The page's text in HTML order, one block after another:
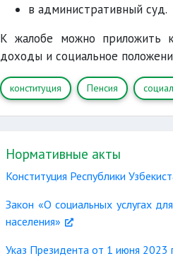
в административный суд.
К жалобе можно приложить
доходы и социальное
конституция Пенсия
Нормативные акты
Конституция Республики
Закон «О социальных услугах
населения»
Указ Президента от 1 июня